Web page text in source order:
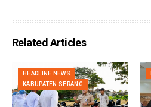
Related Articles
HEADLINE NEWS
KABUPATEN SERANG